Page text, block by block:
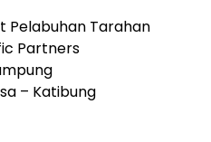
Pelabuhan Tarahan
Partners
– Katibung